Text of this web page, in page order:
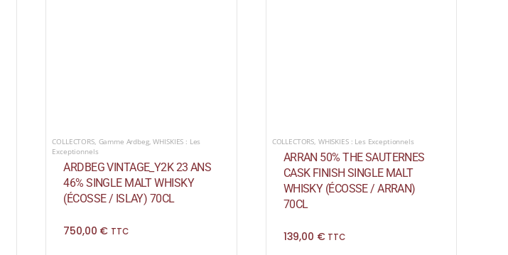
COLLECTORS, Gamme Ardbeg,WHISKIES : Les
Exceptionnels
ARDBEG VINTAGE_Y2K 23 ANS
46% SINGLE MALT WHISKY
(ÉCOSSE / ISLAY) 70CL
750,00 € TTC
COLLECTORS WHISKIES : Les Exceptionnels
ARRAN 50% THE SAUTERNES
CASK FINISH SINGLE MALT
WHISKY (ÉCOSSE / ARRAN)
70CL
139,00 € TTC